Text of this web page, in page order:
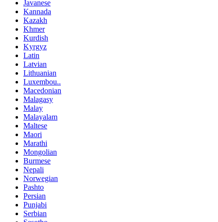
Javanese
Kannada
Kazakh
Khmer
Kurdish
Kyrgyz
Latin
Latvian
Lithuanian
Luxembou..
Macedonian
Malagasy
Malay
Malayalam
Maltese
Maori
Marathi
Mongolian
Burmese
Nepali
Norwegian
Pashto
Persian
Punjabi
Serbian